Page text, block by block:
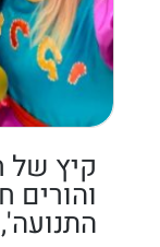
קיץ של
והורים